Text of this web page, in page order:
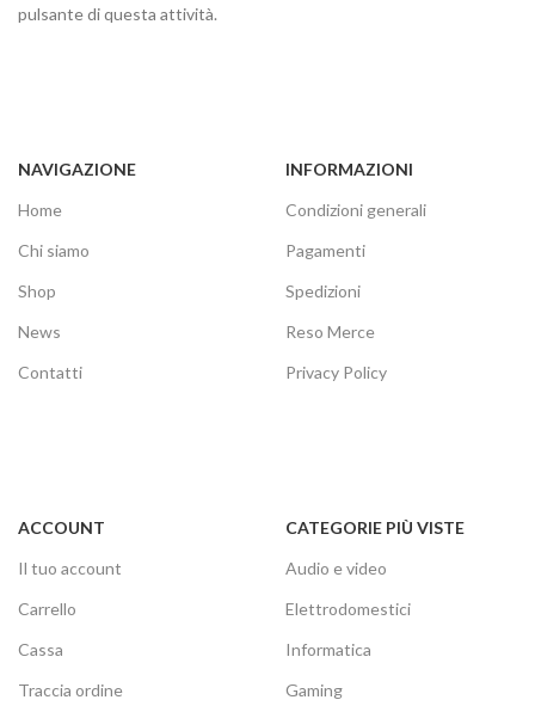
pulsante di questa attività.
NAVIGAZIONE
Home
Chi siamo
Shop
News
Contatti
INFORMAZIONI
Condizioni generali
Pagamenti
Spedizioni
Reso Merce
Privacy Policy
ACCOUNT
Il tuo account
Carrello
Cassa
Traccia ordine
CATEGORIE PIÙ VISTE
Audio e video
Elettrodomestici
Informatica
Gaming